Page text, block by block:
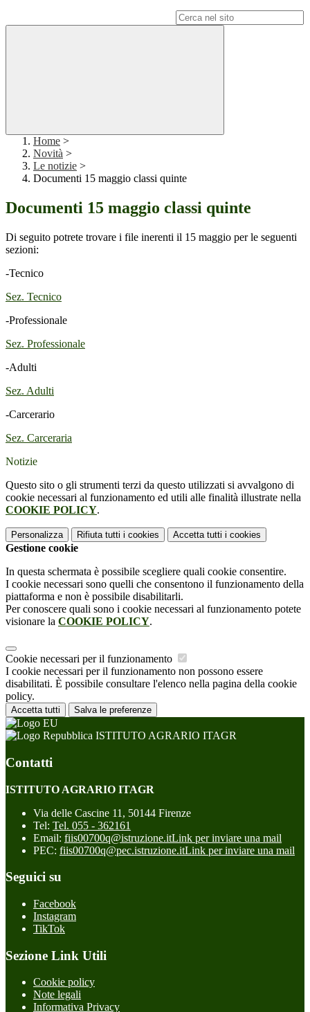
Home >
Novità >
Le notizie >
Documenti 15 maggio classi quinte
Documenti 15 maggio classi quinte
Di seguito potrete trovare i file inerenti il 15 maggio per le seguenti
sezioni:
-Tecnico
Sez. Tecnico
-Professionale
Sez. Professionale
-Adulti
Sez. Adulti
-Carcerario
Sez. Carceraria
Notizie
Questo sito o gli strumenti terzi da questo utilizzati si avvalgono di
cookie necessari al funzionamento ed utili alle finalità illustrate nella
COOKIE POLICY.
Personalizza Rifiuta tutti i cookies Accetta tutti i cookies
Gestione cookie
In questa schermata è possibile scegliere quali cookie consentire.
I cookie necessari sono quelli che consentono il funzionamento della
piattaforma e non è possibile disabilitarli.
Per conoscere quali sono i cookie necessari al funzionamento potete
visionare la COOKIE POLICY.
Cookie necessari per il funzionamento
I cookie necessari per il funzionamento non possono essere
disabilitati. È possibile consultare l'elenco nella pagina della cookie
policy.
Accetta tutti Salva le preferenze
ISTITUTO AGRARIO ITAGR
Contatti
ISTITUTO AGRARIO ITAGR
Via delle Cascine 11, 50144 Firenze
Tel: Tel. 055 - 362161
Email: fiis00700q@istruzione.itLink per inviare una mail
PEC: fiis00700q@pec.istruzione.itLink per inviare una mail
Seguici su
Facebook
Instagram
TikTok
Sezione Link Utili
Cookie policy
Note legali
Informativa Privacy